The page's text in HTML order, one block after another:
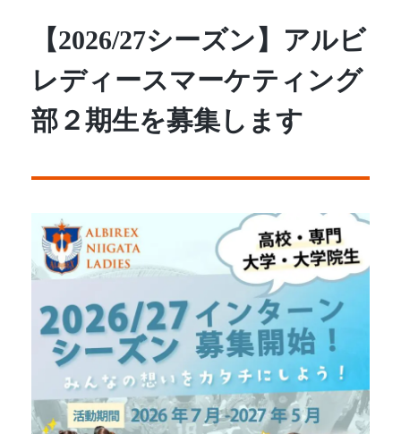
【2026/27シーズン】アルビ
レディースマーケティング
部２期生を募集します